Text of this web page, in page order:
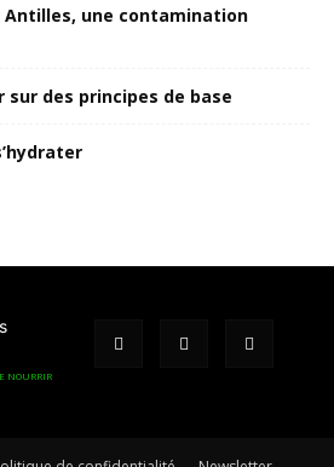
Antilles, une contamination
des principes de base
NOURRIR